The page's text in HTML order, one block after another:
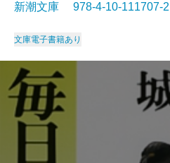
新潮文庫 978-4-10-
文庫電子書籍あり